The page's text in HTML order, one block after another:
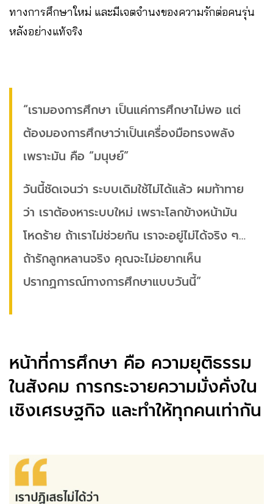
ทางการศึกษาใหม่ และมีเจตจำนงของความรักต่อคนรุ่น
หลังอย่างแท้จริง
“เรามองการศึกษา เป็นแค่การศึกษาไม่พอ แต่
ต้องมองการศึกษาว่าเป็นเครื่องมือทรงพลัง
เพราะมัน คือ “มนุษย์”
วันนี้ชัดเจนว่า ระบบเดิมใช้ไม่ได้แล้ว ผมท้าทาย
ว่า เราต้องหาระบบใหม่ เพราะโลกข้างหน้ามัน
โหดร้าย ถ้าเราไม่ช่วยกัน เราจะอยู่ไม่ได้จริง ๆ…
ถ้ารักลูกหลานจริง คุณจะไม่อยากเห็น
ปรากฏการณ์ทางการศึกษาแบบวันนี้”
หน้าที่การศึกษา คือ ความยุติธรรม
ในสังคม การกระจายความมั่งคั่งใน
เชิงเศรษฐกิจ และทำให้ทุกคนเท่ากัน